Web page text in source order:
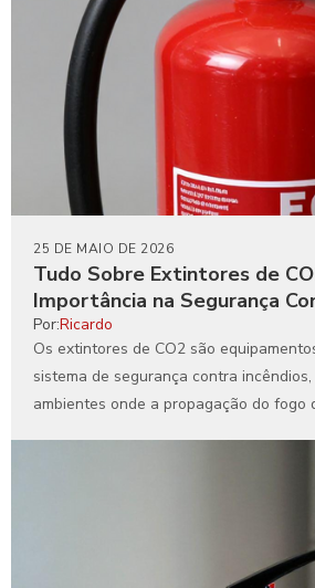
Tudo Sobre Extintores de
Importância na Segurança
25 DE MAIO DE 2026
Por:Ricardo
Os extintores de CO2 são
sistema de segurança contra
ambientes onde a propagação do fogo